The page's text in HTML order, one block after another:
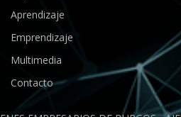
Aprendizaje
Emprendizaje
Multimedia
Contacto